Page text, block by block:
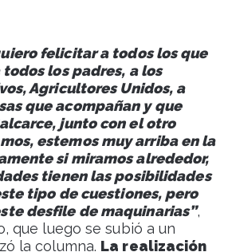
felicitar a todos los que
los padres, a los
Agricultores Unidos, a
que acompañan y que
junto con el otro
estemos muy arriba en la
si miramos alrededor,
tienen las posibilidades
tipo de cuestiones, pero
desfile de maquinarias”,
que luego se subió a un
la columna. La realización